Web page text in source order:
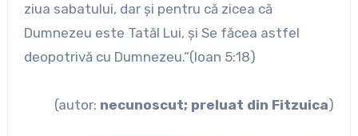
ziua sabatului, dar şi pentru că zicea că
Dumnezeu este Tatăl Lui, şi Se făcea astfel
deopotrivă cu Dumnezeu.“(Ioan 5:18)
(autor: necunoscut; preluat din Fitzuica)